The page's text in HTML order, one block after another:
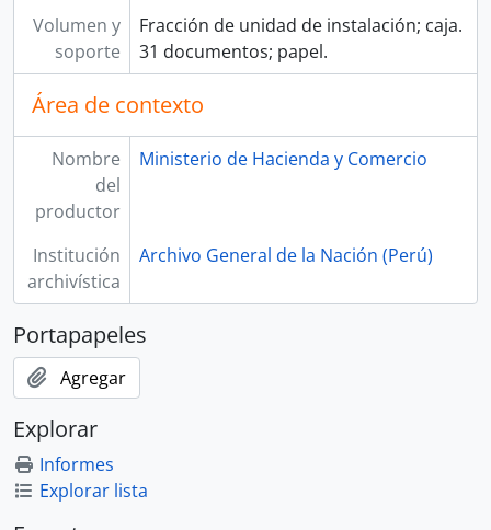
[Subsección] OL 36
[Subsección] OL 37
[Subsección] OL 38
[Subsección] OL 38a
[Subsección] OL 39
[Subsección] OL 40
[Subsección] OL 41
[Subsección] OL 42b
[Fondo] COMISIÓN NACIONAL DEL SESQUICENTENARIO DE LA INDEPENDENCIA DEL PERÚ
[Fondo] ARCHIVO AGRARIO
[Agrupación documental] FONDOS FÁCTICOS
[Agrupación documental] PROTOCOLOS NOTARIALES
Volumen y
soporte
Fracción de unidad de instalación; caja.
31 documentos; papel.
Área de contexto
Nombre
del
productor
Ministerio de Hacienda y Comercio
Institución
archivística
Archivo General de la Nación (Perú)
Portapapeles
Agregar
Explorar
Informes
Explorar lista